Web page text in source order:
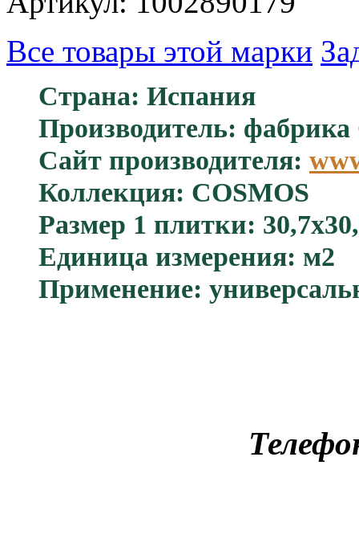
Все товары этой марки
Страна: Испания
Производитель:
Сайт производителя:
Коллекция: COSMOS
Размер 1 плитки:
Единица измерения: м2
Применение: